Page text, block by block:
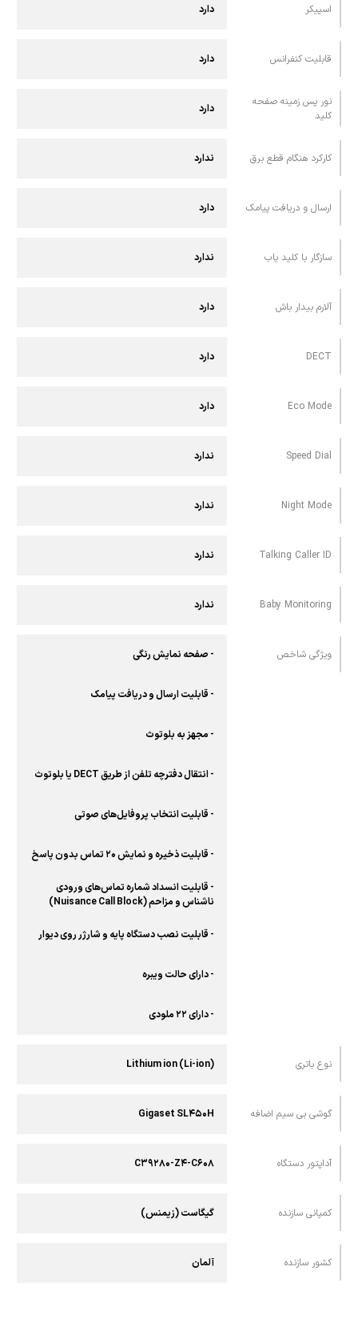
اسپيکر دارد
قابليت کنفرانس دارد
نور پس زمینه صفحه
کلید
دارد
کارکرد هنگام قطع برق ندارد
ارسال و دريافت پيامک دارد
سازگار با کلید یاب ندارد
آلارم بیدار باش دارد
DECT دارد
Eco Mode دارد
Speed Dial ندارد
Night Mode ندارد
Talking Caller ID ندارد
Baby Monitoring ندارد
ویژگی شاخص - صفحه نمایش رنگی
- قابلیت ارسال و دريافت پيامک
- مجهز به بلوتوث
- انتقال دفترچه تلفن از طریق DECT یا بلوتوث
- قابلیت انتخاب پروفایل‌های صوتی
- قابلیت ذخیره و نمایش ۲۰ تماس بدون پاسخ
- قابلیت انسداد شماره تماس‌های ورودی
ناشناس و مزاحم (Nuisance Call Block)
- قابلیت نصب دستگاه پایه و شارژر روی دیوار
- دارای حالت ویبره
- دارای ۲۲ ملودی
نوع باتری (Lithium ion (Li-ion
گوشی بی سیم اضافه Gigaset SL۴۵۰H
آداپتور دستگاه C۳۹۲۸۰-Z۴-C۶۰۸
کمپانی سازنده گیگاست (زیمنس)
کشور سازنده آلمان